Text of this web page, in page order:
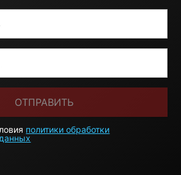
ОТПРАВИТЬ
политики обработки